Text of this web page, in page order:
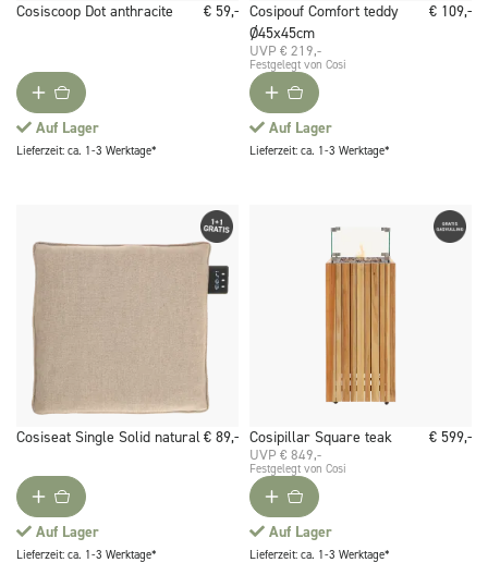
Cosiscoop Dot anthracite € 59,-
Auf Lager
Lieferzeit: ca. 1-3 Werktage*
Cosipouf Comfort teddy
Ø45x45cm
€ 109,-
UVP € 219,-
Festgelegt von Cosi
Auf Lager
Lieferzeit: ca. 1-3 Werktage*
Cosiseat Single Solid natural€ 89,-
Auf Lager
Lieferzeit: ca. 1-3 Werktage*
Cosipillar Square teak € 599,-
UVP € 849,-
Festgelegt von Cosi
Auf Lager
Lieferzeit: ca. 1-3 Werktage*